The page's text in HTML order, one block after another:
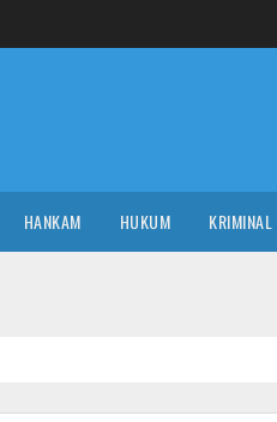
HANKAM HUKUM KRIMINAL